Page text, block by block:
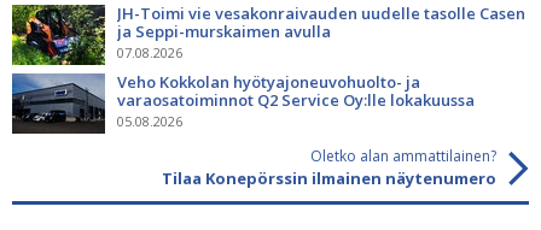
JH-Toimi vie vesakonraivauden uudelle tasolle Casen
ja Seppi-murskaimen avulla
07.08.2026
Veho Kokkolan hyötyajoneuvohuolto- ja
varaosatoiminnot Q2 Service Oy:lle lokakuussa
05.08.2026
Oletko alan ammattilainen?
Tilaa Konepörssin ilmainen näytenumero